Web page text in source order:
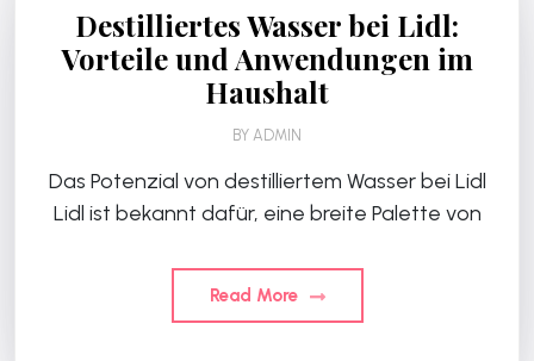
Destilliertes Wasser bei Lidl:
Vorteile und Anwendungen im
Haushalt
BY ADMIN
Das Potenzial von destilliertem Wasser bei Lidl
Lidl ist bekannt dafür, eine breite Palette von
Read More